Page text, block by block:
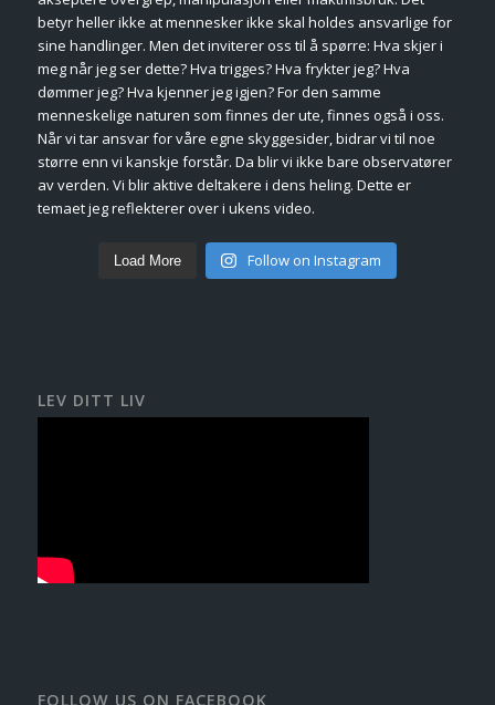
Load More Follow on Instagram
LEV DITT LIV
FOLLOW US ON FACEBOOK